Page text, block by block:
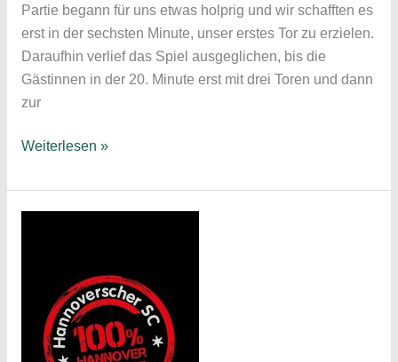
Partie begann für uns etwas holprig und wir schafften es
erst in der sechsten Minute, unser erstes Tor zu erzielen.
Daraufhin verlief das Spiel ausgeglichen, bis die
Gästinnen in der 20. Minute erst mit drei Toren und dann
zur
Bittere
Spielbericht
1.
fehn./TuS
Weiterlesen »